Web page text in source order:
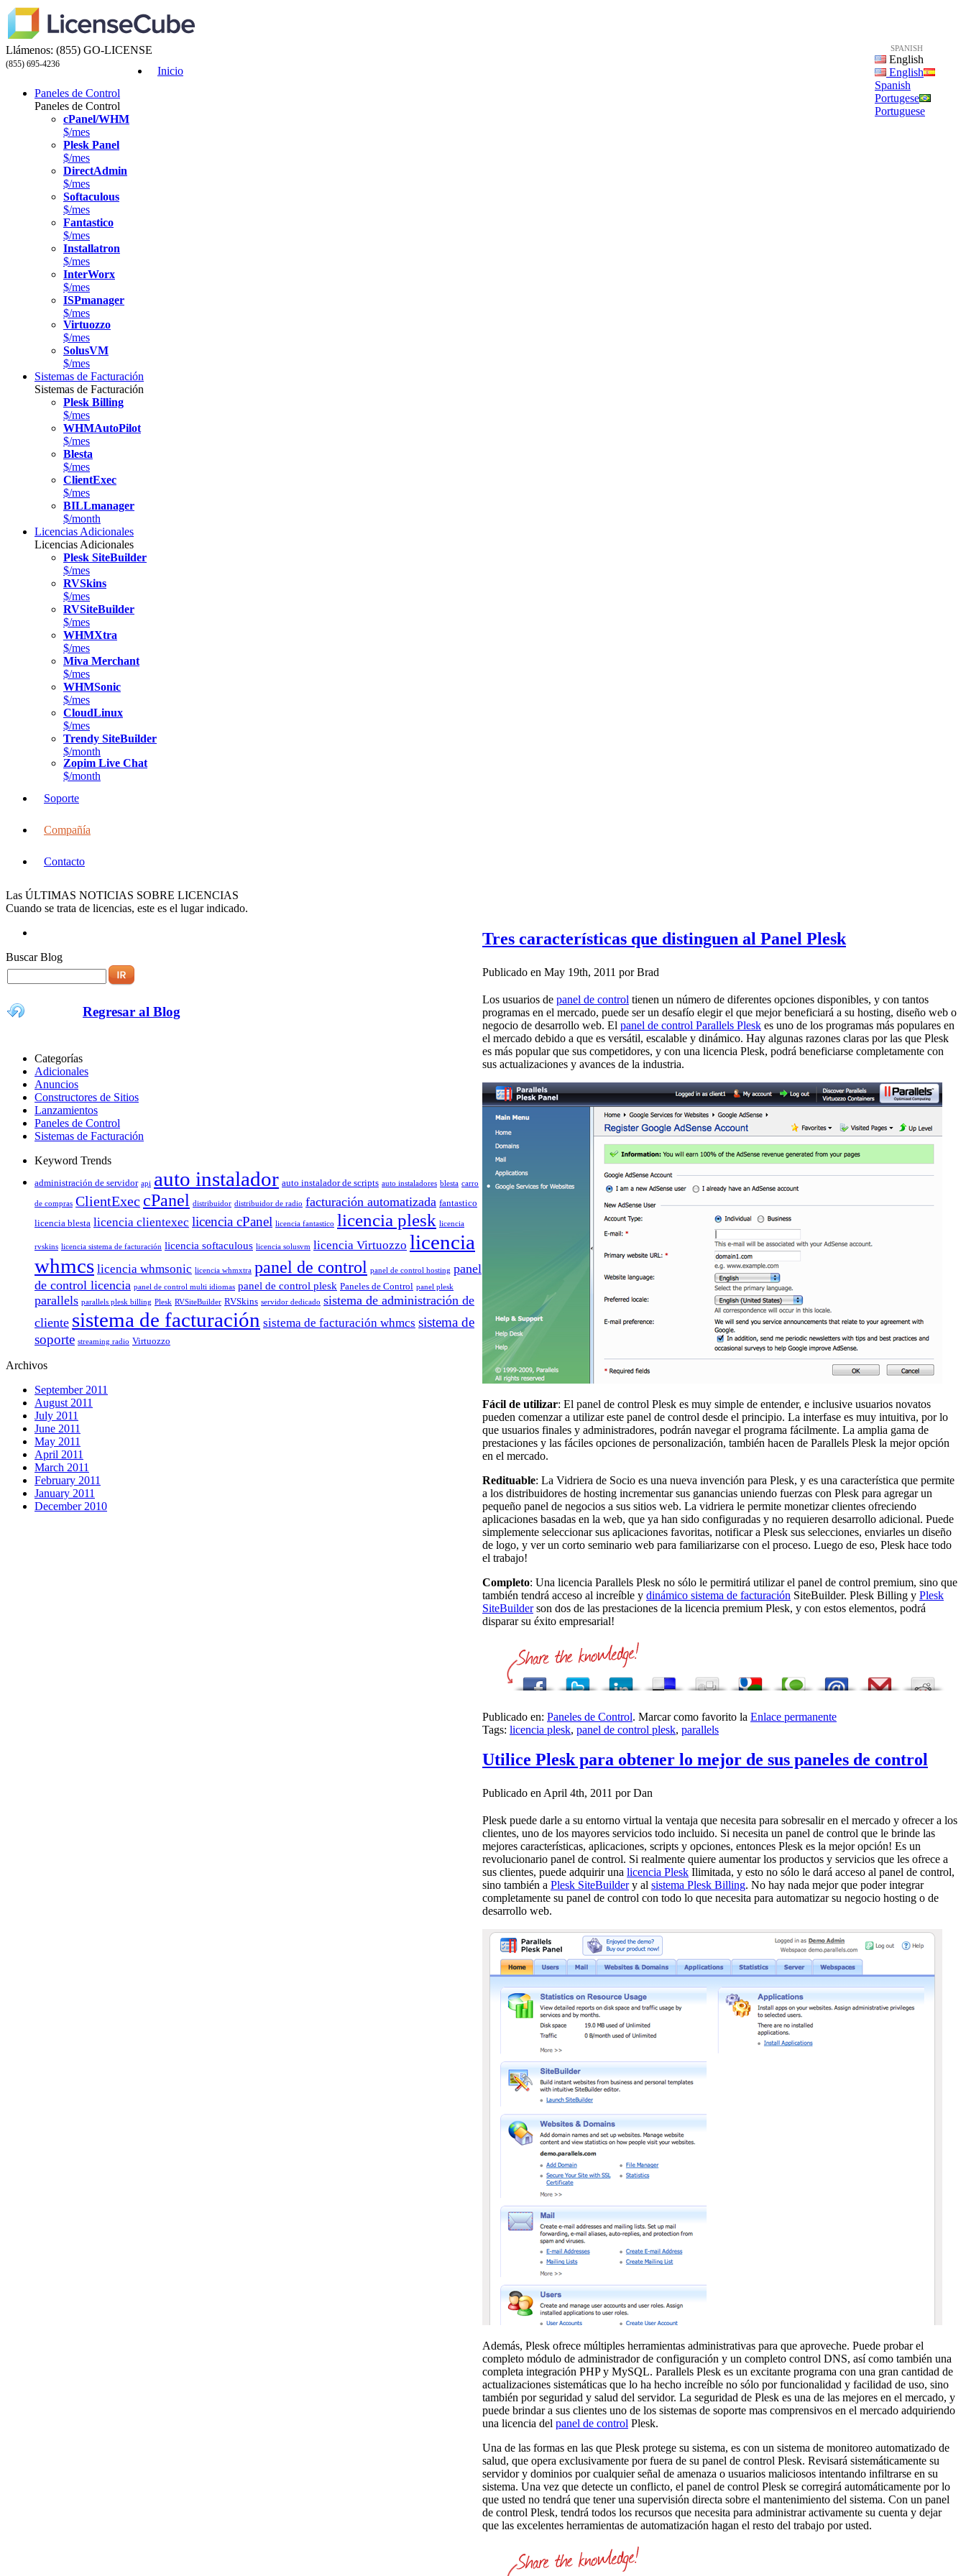
Llámenos: (855) GO-LICENSE
(855) 695-4236
SPANISH
English
English
Spanish
Portugese
Portuguese
Inicio
Paneles de Control
Paneles de Control
cPanel/WHM
$/mes
Plesk Panel
$/mes
DirectAdmin
$/mes
Softaculous
$/mes
Fantastico
$/mes
Installatron
$/mes
InterWorx
$/mes
ISPmanager
$/mes
Virtuozzo
$/mes
SolusVM
$/mes
Sistemas de Facturación
Sistemas de Facturación
Plesk Billing
$/mes
WHMAutoPilot
$/mes
Blesta
$/mes
ClientExec
$/mes
BILLmanager
$/month
Licencias Adicionales
Licencias Adicionales
Plesk SiteBuilder
$/mes
RVSkins
$/mes
RVSiteBuilder
$/mes
WHMXtra
$/mes
Miva Merchant
$/mes
WHMSonic
$/mes
CloudLinux
$/mes
Trendy SiteBuilder
$/month
Zopim Live Chat
$/month
Soporte
Compañía
Contacto
Las ÚLTIMAS NOTICIAS SOBRE LICENCIAS
Cuando se trata de licencias, este es el lugar indicado.
Buscar Blog
Regresar al Blog
Categorías
Adicionales
Anuncios
Constructores de Sitios
Lanzamientos
Paneles de Control
Sistemas de Facturación
Keyword Trends
administración de servidor api auto instalador auto instalador de scripts auto instaladores blesta carro
de compras ClientExec cPanel distribuidor distribuidor de radio facturación automatizada fantastico
licencia blesta licencia clientexec licencia cPanel licencia fantastico licencia plesk licencia
rvskins licencia sistema de facturación licencia softaculous licencia solusvm licencia Virtuozzo licencia
whmcs licencia whmsonic licencia whmxtra panel de control panel de control hosting panel
de control licencia panel de control multi idiomas panel de control plesk Paneles de Control panel plesk
parallels parallels plesk billing Plesk RVSiteBuilder RVSkins servidor dedicado sistema de administración de
cliente sistema de facturación sistema de facturación whmcs sistema de
soporte streaming radio Virtuozzo
Archivos
September 2011
August 2011
July 2011
June 2011
May 2011
April 2011
March 2011
February 2011
January 2011
December 2010
Tres características que distinguen al Panel Plesk
Publicado en May 19th, 2011 por Brad
Los usuarios de panel de control tienen un número de diferentes opciones disponibles, y con tantos
programas en el mercado, puede ser un desafío elegir el que mejor beneficiará a su hosting, diseño web o
negocio de desarrollo web. El panel de control Parallels Plesk es uno de los programas más populares en
el mercado debido a que es versátil, escalable y dinámico. Hay algunas razones claras por las que Plesk
es más popular que sus competidores, y con una licencia Plesk, podrá beneficiarse completamente con
sus actualizaciones y avances de la industria.
Fácil de utilizar: El panel de control Plesk es muy simple de entender, e inclusive usuarios novatos
pueden comenzar a utilizar este panel de control desde el principio. La interfase es muy intuitiva, por lo
que usuarios finales y administradores, podrán navegar el programa fácilmente. La amplia gama de
prestaciones y las fáciles opciones de personalización, también hacen de Parallels Plesk la mejor opción
en el mercado.
Redituable: La Vidriera de Socio es una nueva invención para Plesk, y es una característica que permite
a los distribuidores de hosting incrementar sus ganancias uniendo fuerzas con Plesk para agregar un
pequeño panel de negocios a sus sitios web. La vidriera le permite monetizar clientes ofreciendo
aplicaciones basadas en la web, que ya han sido configuradas y no requieren desarrollo adicional. Puede
simplemente seleccionar sus aplicaciones favoritas, notificar a Plesk sus selecciones, enviarles un diseño
de logo, y ver un corto seminario web para familiarizarse con el proceso. Luego de eso, Plesk hace todo
el trabajo!
Completo: Una licencia Parallels Plesk no sólo le permitirá utilizar el panel de control premium, sino que
también tendrá acceso al increíble y dinámico sistema de facturación SiteBuilder. Plesk Billing y Plesk
SiteBuilderson dos de las prestaciones de la licencia premium Plesk, y con estos elementos, podrá
disparar su éxito empresarial!
Publicado en: Paneles de Control. Marcar como favorito la Enlace permanente
Tags: licencia plesk, panel de control plesk, parallels
Utilice Plesk para obtener lo mejor de sus paneles de control
Publicado en April 4th, 2011 por Dan
Plesk puede darle a su entorno virtual la ventaja que necesita para sobresalir en el mercado y ofrecer a los
clientes, uno de los mayores servicios todo incluido. Si necesita un panel de control que le brinde las
mejores características, aplicaciones, scripts y opciones, entonces Plesk es la mejor opción! Es un
revolucionario panel de control. Si realmente quiere aumentar los productos y servicios que les ofrece a
sus clientes, puede adquirir una licencia Plesk Ilimitada, y esto no sólo le dará acceso al panel de control,
sino también a Plesk SiteBuildery al sistema Plesk Billing. No hay nada mejor que poder integrar
completamente su panel de control con todo lo que necesita para automatizar su negocio hosting o de
desarrollo web.
Además, Plesk ofrece múltiples herramientas administrativas para que aproveche. Puede probar el
completo módulo de administrador de configuración y un completo control DNS, así como también una
completa integración PHP y MySQL. Parallels Plesk es un excitante programa con una gran cantidad de
actualizaciones sistemáticas que lo ha hecho increíble no sólo por funcionalidad y facilidad de uso, sino
también por seguridad y salud del servidor. La seguridad de Plesk es una de las mejores en el mercado, y
puede brindar a sus clientes uno de los sistemas de soporte mas comprensivos en el mercado adquiriendo
una licencia del panel de control Plesk.
Una de las formas en las que Plesk protege su sistema, es con un sistema de monitoreo automatizado de
salud, que opera exclusivamente por fuera de su panel de control Plesk. Revisará sistemáticamente su
servidor y dominios por cualquier señal de amenaza o usuarios maliciosos intentando infiltrarse en su
sistema. Una vez que detecte un conflicto, el panel de control Plesk se corregirá automáticamente por lo
que usted no tendrá que tener una supervisión directa sobre el mantenimiento del sistema. Con un panel
de control Plesk, tendrá todos los recursos que necesita para administrar activamente su cuenta y dejar
que las excelentes herramientas de automatización hagan el resto del trabajo por usted.